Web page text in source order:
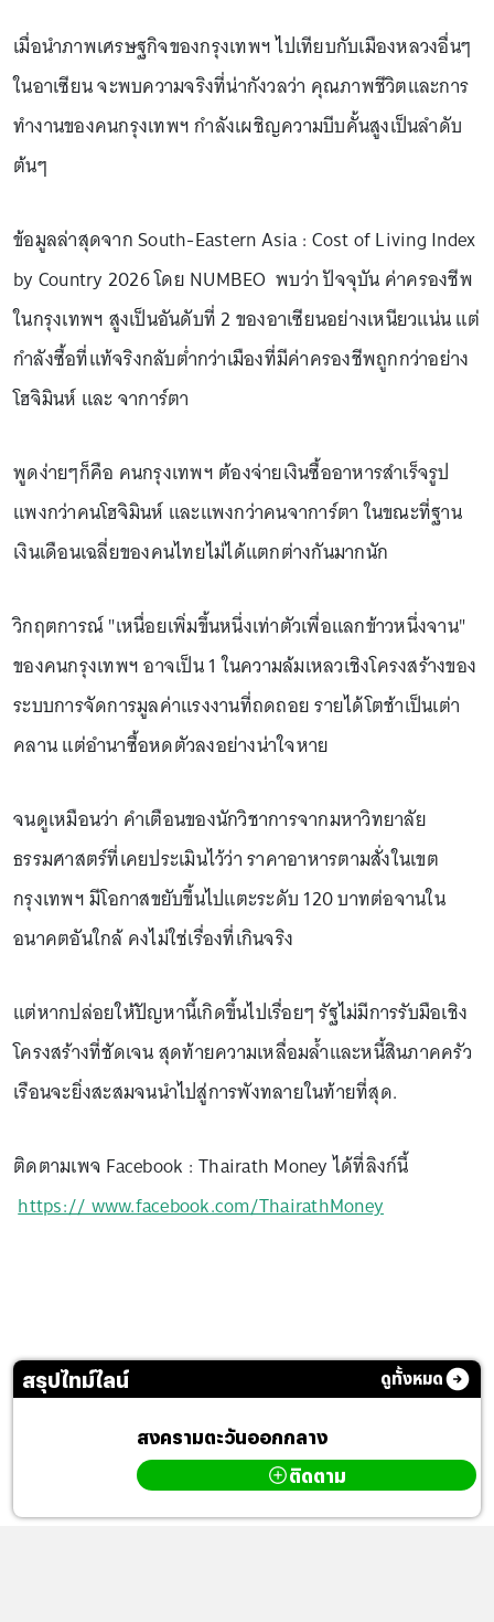
เมื่อนำภาพเศรษฐกิจของกรุงเทพฯ ไปเทียบกับเมืองหลวงอื่นๆ
ในอาเซียน จะพบความจริงที่น่ากังวลว่า คุณภาพชีวิตและการ
ทำงานของคนกรุงเทพฯ กำลังเผชิญความบีบคั้นสูงเป็นลำดับ
ต้นๆ
ข้อมูลล่าสุดจาก South-Eastern Asia : Cost of Living Index
by Country 2026 โดย NUMBEO พบว่า ปัจจุบัน ค่าครองชีพ
ในกรุงเทพฯ สูงเป็นอันดับที่ 2 ของอาเซียนอย่างเหนียวแน่น แต่
กำลังซื้อที่แท้จริงกลับต่ำกว่าเมืองที่มีค่าครองชีพถูกกว่าอย่าง
โฮจิมินห์ และ จาการ์ตา
พูดง่ายๆก็คือ คนกรุงเทพฯ ต้องจ่ายเงินซื้ออาหารสำเร็จรูป
แพงกว่าคนโฮจิมินห์ และแพงกว่าคนจาการ์ตา ในขณะที่ฐาน
เงินเดือนเฉลี่ยของคนไทยไม่ได้แตกต่างกันมากนัก
วิกฤตการณ์ "เหนื่อยเพิ่มขึ้นหนึ่งเท่าตัวเพื่อแลกข้าวหนึ่งจาน"
ของคนกรุงเทพฯ อาจเป็น 1 ในความล้มเหลวเชิงโครงสร้างของ
ระบบการจัดการมูลค่าแรงงานที่ถดถอย รายได้โตช้าเป็นเต่า
คลาน แต่อำนาซื้อหดตัวลงอย่างน่าใจหาย
จนดูเหมือนว่า คำเตือนของนักวิชาการจากมหาวิทยาลัย
ธรรมศาสตร์ที่เคยประเมินไว้ว่า ราคาอาหารตามสั่งในเขต
กรุงเทพฯ มีโอกาสขยับขึ้นไปแตะระดับ 120 บาทต่อจานใน
อนาคตอันใกล้ คงไม่ใช่เรื่องที่เกินจริง
แต่หากปล่อยให้ปัญหานี้เกิดขึ้นไปเรื่อยๆ รัฐไม่มีการรับมือเชิง
โครงสร้างที่ชัดเจน สุดท้ายความเหลื่อมล้ำและหนี้สินภาคครัว
เรือนจะยิ่งสะสมจนนำไปสู่การพังทลายในท้ายที่สุด.
ติดตามเพจ Facebook : Thairath Money ได้ที่ลิงก์นี้
https:// www.facebook.com/ThairathMoney
สรุปไทม์ไลน์ ดูทั้งหมด
สงครามตะวันออกกลาง
ติดตาม